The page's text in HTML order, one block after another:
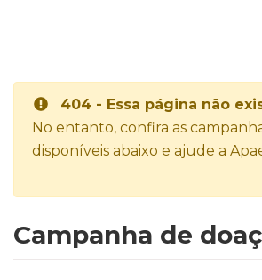
404 - Essa página não
No entanto, confira as
disponíveis abaixo e ajude a
Campanha de